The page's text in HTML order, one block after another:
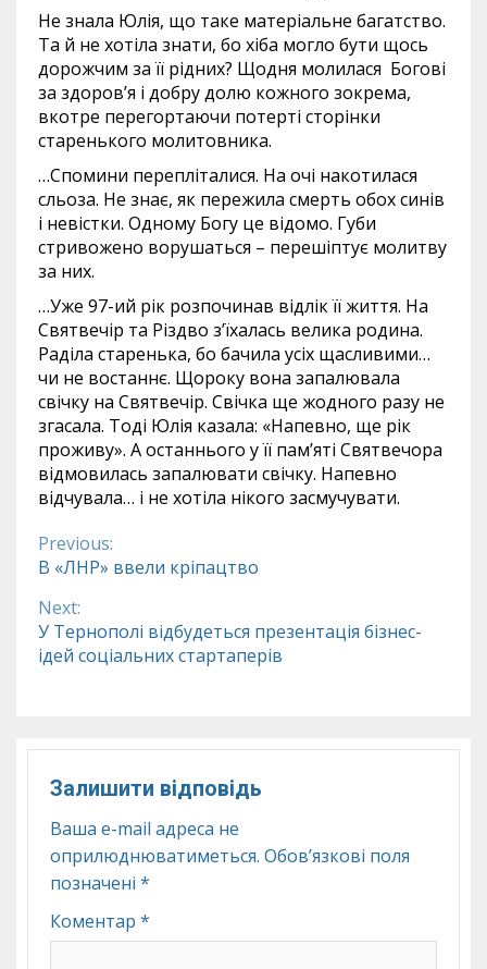
Не знала Юлія, що таке матеріальне багатство.
Та й не хотіла знати, бо хіба могло бути щось
дорожчим за її рідних? Щодня молилася Богові
за здоров’я і добру долю кожного зокрема,
вкотре перегортаючи потерті сторінки
старенького молитовника.
…Спомини перепліталися. На очі накотилася
сльоза. Не знає, як пережила смерть обох синів
і невістки. Одному Богу це відомо. Губи
стривожено ворушаться – перешіптує молитву
за них.
…Уже 97-ий рік розпочинав відлік її життя. На
Святвечір та Різдво з’їхалась велика родина.
Раділа старенька, бо бачила усіх щасливими…
чи не востаннє. Щороку вона запалювала
свічку на Святвечір. Свічка ще жодного разу не
згасала. Тоді Юлія казала: «Напевно, ще рік
проживу». А останнього у її пам’яті Святвечора
відмовилась запалювати свічку. Напевно
відчувала… і не хотіла нікого засмучувати.
Continue
Reading
Previous:
В «ЛНР» ввели кріпацтво
Next:
У Тернополі відбудеться презентація бізнес-
ідей соціальних стартаперів
Залишити відповідь
Ваша e-mail адреса не
оприлюднюватиметься. Обов’язкові поля
позначені *
Коментар *